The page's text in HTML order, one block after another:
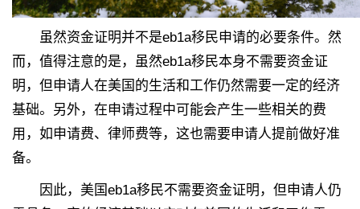
虽然资金证明并不是eb1a移民申请的必要条件。然
而，值得注意的是，虽然eb1a移民本身不需要资金证
明，但申请人在美国的生活和工作仍然需要一定的经济
基础。另外，在申请过程中可能会产生一些相关的费
用，如申请费、律师费等，这也需要申请人提前做好准
备。
因此，美国eb1a移民不需要资金证明，但申请人仍